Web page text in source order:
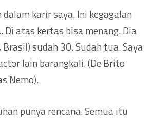
karir saya. Ini kegagalan
Di atas kertas bisa menang. Dia
sudah 30. Sudah tua. Saya
lain barangkali. (De Brito
Nemo).
punya rencana. Semua itu